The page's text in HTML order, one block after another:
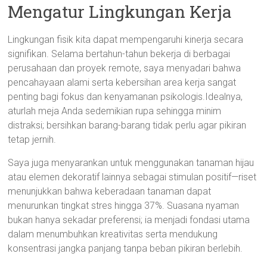
Mengatur Lingkungan Kerja
Lingkungan fisik kita dapat mempengaruhi kinerja secara
signifikan. Selama bertahun-tahun bekerja di berbagai
perusahaan dan proyek remote, saya menyadari bahwa
pencahayaan alami serta kebersihan area kerja sangat
penting bagi fokus dan kenyamanan psikologis.Idealnya,
aturlah meja Anda sedemikian rupa sehingga minim
distraksi; bersihkan barang-barang tidak perlu agar pikiran
tetap jernih.
Saya juga menyarankan untuk menggunakan tanaman hijau
atau elemen dekoratif lainnya sebagai stimulan positif—riset
menunjukkan bahwa keberadaan tanaman dapat
menurunkan tingkat stres hingga 37%. Suasana nyaman
bukan hanya sekadar preferensi; ia menjadi fondasi utama
dalam menumbuhkan kreativitas serta mendukung
konsentrasi jangka panjang tanpa beban pikiran berlebih.